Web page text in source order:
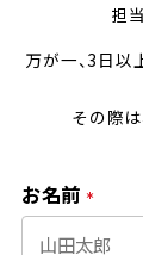
担
万が一、3日以
その際
お名前 *